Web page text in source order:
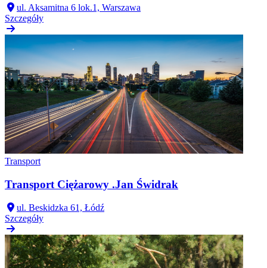
ul. Aksamitna 6 lok.1, Warszawa
Szczegóły
Transport
Transport Ciężarowy .Jan Świdrak
ul. Beskidzka 61, Łódź
Szczegóły